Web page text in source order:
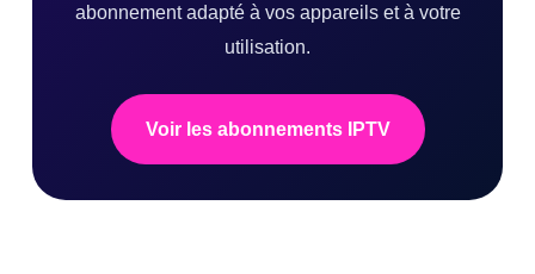
abonnement adapté à vos appareils et à votre
utilisation.
Voir les abonnements IPTV